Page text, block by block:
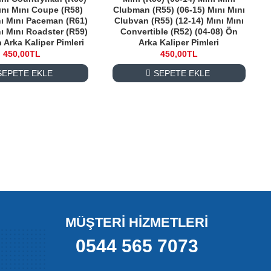
Mını Coupe (R58)
Mını Paceman (R61)
Mını Roadster (R59)
Arka Kaliper Pimleri
450,00TL
EKLE
Clubman (R55) (06-15) Mını Mını
Clubvan (R55) (12-14) Mını Mını
Convertible (R52) (04-08) Ön
Arka Kaliper Pimleri
450,00TL
SEPETE EKLE
Bu hareket sayesinde balatalar diske eşit temas eder
sorunsuz çalışması oldukça önemlidir.
MÜŞTERİ HİZMETLERİ
0544 565 7073